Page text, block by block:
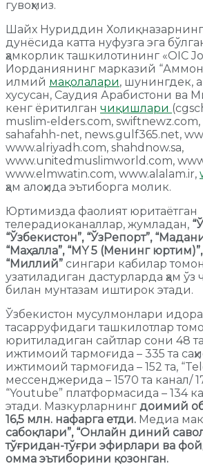
гувоҳмиз.
Шайх Нуриддин
дунёсида катта нуфузга эга
ҳамкорлик ташкилотининг «OIC
Иорданиянинг марказий
илмий мақолалари, шунингдек,
хусусан, Саудия Арабистони ва
кенг ёритилган чиқишлари
muslim-elders.com, swiftnewz.com,
sahafahh-net, news.gulf365.net,
www.alriyadh.com, shahdnow.sa,
www.unitedmuslimworld.com,
www.elmwatin.com, www.alalam.ir,
ҳам алоҳида эътиборга молик.
Юртимизда фаолият юритаётган
телерадиоканаллар, жумладан,
“Ўзбекистон”, “ЎзРепорт”,
“Маҳалла”, “МY 5 (Менинг
“Миллий” сингари кабилар
узатиладиган дастурларда ҳам
билан мунтазам иштирок этади.
Ўзбекистон мусулмонлари
тасарруфидаги ташкилотлар
юритиладиган сайтлар сони 48
ижтимоий тармоғида – 335 та
ижтимоий тармоғида – 152 та,
мессенджерида – 1570 та канал/
“Youtube” платформасида – 134
этади. Мазкурларнинг доимий
16,5 млн. нафарга етди. Медиа
сабоқлари”, “Онлайн диний
тўғридан-тўғри эфирлари ва
омма эътиборини қозонган.